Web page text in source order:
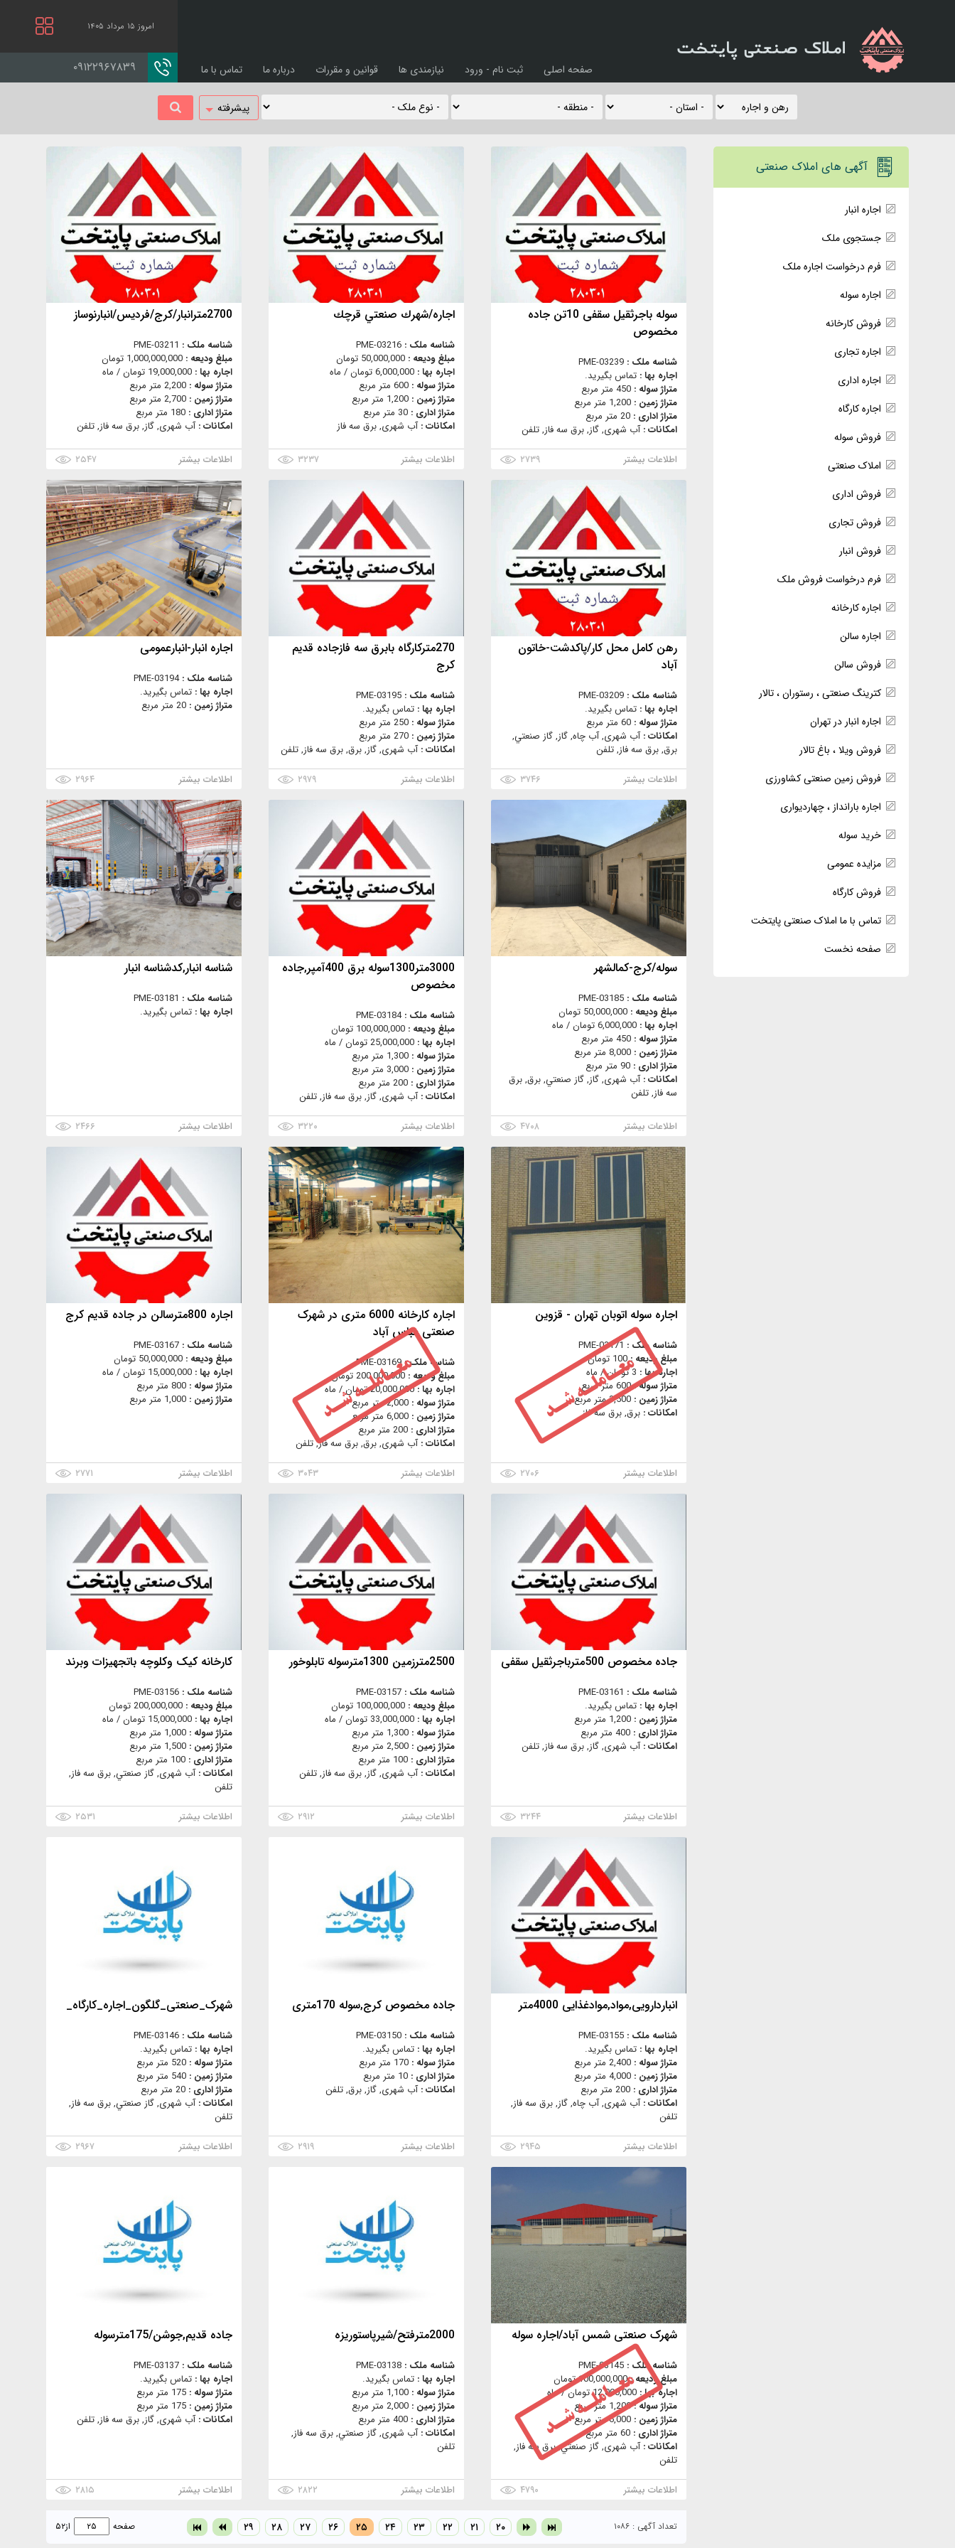
املاک صنعتی پایتخت
صفحه اصلی ثبت نام - ورود نیازمندی ها قوانین و مقررات درباره ما تماس با ما
امروز ۱۵ مرداد ۱۴۰۵
۰۹۱۲۲۹۶۷۸۳۹
پیشرفته
آگهی های املاک صنعتی
اجاره انبار
جستجوی ملک
فرم درخواست اجاره ملک
اجاره سوله
فروش کارخانه
اجاره تجاری
اجاره اداری
اجاره کارگاه
فروش سوله
املاک صنعتی
فروش اداری
فروش تجاری
فروش انبار
فرم درخواست فروش ملک
اجاره کارخانه
اجاره سالن
فروش سالن
کترینگ صنعتی ، رستوران ، تالار
اجاره انبار در تهران
فروش ویلا ، باغ تالار
فروش زمین صنعتی کشاورزی
اجاره بارانداز ، چهاردیواری
خرید سوله
مزایده عمومی
فروش کارگاه
تماس با ما املاک صنعتی پایتخت
صفحه نخست
سوله باجرثقیل سقفی 10تن جاده
مخصوص
شناسه ملک : PME-03239
اجاره بها : تماس بگیرید.
متراژ سوله : 450 متر مربع
متراژ زمین : 1,200 متر مربع
متراژ اداری : 20 متر مربع
امکانات :آب شهری, گاز, برق سه فاز, تلفن
اطلاعات بیشتر
۲۷۳۹
اجاره/شهرك صنعتي قرچك
شناسه ملک : PME-03216
مبلغ ودیعه : 50,000,000 تومان
اجاره بها : 6,000,000 تومان / ماه
متراژ سوله : 600 متر مربع
متراژ زمین : 1,200 متر مربع
متراژ اداری : 30 متر مربع
امکانات :آب شهری, برق سه فاز
اطلاعات بیشتر ۳۲۳۷
2700مترانبار/کرج/فردیس/انبارنوساز
شناسه ملک : PME-03211
مبلغ ودیعه : 1,000,000,000 تومان
اجاره بها : 19,000,000 تومان / ماه
متراژ سوله : 2,200 متر مربع
متراژ زمین : 2,700 متر مربع
متراژ اداری : 180 متر مربع
امکانات :آب شهری, گاز, برق سه فاز, تلفن
اطلاعات بیشتر ۲۵۴۷
رهن کامل محل کار/پاکدشت-خاتون
آباد
شناسه ملک : PME-03209
اجاره بها : تماس بگیرید.
متراژ سوله : 60 متر مربع
امکانات :آب شهری, آب چاه, گاز, گاز صنعتي,
برق, برق سه فاز, تلفن
اطلاعات بیشتر
۳۷۴۶
270مترکارگاه بابرق سه فازجاده قدیم
کرج
شناسه ملک : PME-03195
اجاره بها : تماس بگیرید.
متراژ سوله : 250 متر مربع
متراژ زمین : 270 متر مربع
امکانات :آب شهری, گاز, برق, برق سه فاز, تلفن
اطلاعات بیشتر
۲۹۷۹
اجاره انبار-انبارعمومی
شناسه ملک :PME-03194
اجاره بها : تماس بگیرید.
متراژ زمین : 20 متر مربع
اطلاعات بیشتر ۲۹۶۴
سوله/كرج-كمالشهر
شناسه ملک : PME-03185
مبلغ ودیعه : 50,000,000 تومان
اجاره بها : 6,000,000 تومان / ماه
متراژ سوله : 450 متر مربع
متراژ زمین : 8,000 متر مربع
متراژ اداری : 90 متر مربع
امکانات :آب شهری, گاز, گاز صنعتي, برق, برق
سه فاز, تلفن
اطلاعات بیشتر ۴۷۰۸
3000متر1300سوله برق 400آمپر,جاده
مخصوص
شناسه ملک :PME-03184
مبلغ ودیعه : 100,000,000 تومان
اجاره بها : 25,000,000 تومان / ماه
متراژ سوله : 1,300 متر مربع
متراژ زمین : 3,000 متر مربع
متراژ اداری : 200 متر مربع
امکانات :آب شهری, گاز, برق سه فاز, تلفن
اطلاعات بیشتر
۳۲۲۰
شناسه انبار,کدشناسه انبار
شناسه ملک : PME-03181
اجاره بها : تماس بگیرید.
اطلاعات بیشتر ۲۴۶۶
اجاره سوله اتوبان تهران - قزوین
شناسه ملک : PME-03171
مبلغ ودیعه :100 تومان
اجاره بها : 3 تومان / ماه
متراژ سوله :600 متر مربع
متراژ زمین : 3,500 متر مربع
امکانات : برق, برق سه فاز
اطلاعات بیشتر ۲۷۰۶
اجاره کارخانه 6000 متری در شهرک
صنعتی عباس آباد
شناسه ملک :PME-03169
مبلغ ودیعه : 200,000,000 تومان
اجاره بها :20,000,000 تومان / ماه
متراژ سوله : 2,000 متر مربع
متراژ زمین : 6,000 متر مربع
متراژ اداری : 200 متر مربع
امکانات :آب شهری, برق, برق سه فاز, تلفن
اطلاعات بیشتر
۳۰۴۳
اجاره 800مترسالن در جاده قدیم کرج
شناسه ملک : PME-03167
مبلغ ودیعه : 50,000,000 تومان
اجاره بها : 15,000,000 تومان / ماه
متراژ سوله : 800 متر مربع
متراژ زمین : 1,000 متر مربع
اطلاعات بیشتر ۲۷۷۱
جاده مخصوص 500مترباجرثقیل سقفی
شناسه ملک : PME-03161
اجاره بها : تماس بگیرید.
متراژ زمین : 1,200 متر مربع
متراژ اداری : 400 متر مربع
امکانات :آب شهری, گاز, برق سه فاز, تلفن
اطلاعات بیشتر ۳۲۴۴
2500مترزمین 1300مترسوله تابلوخور
شناسه ملک : PME-03157
مبلغ ودیعه : 100,000,000 تومان
اجاره بها : 33,000,000 تومان / ماه
متراژ سوله : 1,300 متر مربع
متراژ زمین : 2,500 متر مربع
متراژ اداری : 100 متر مربع
امکانات :آب شهری, گاز, برق سه فاز, تلفن
اطلاعات بیشتر ۲۹۱۲
کارخانه کیک وکلوچه باتجهیزات وبرند
شناسه ملک : PME-03156
مبلغ ودیعه : 200,000,000 تومان
اجاره بها : 15,000,000 تومان / ماه
متراژ سوله : 1,000 متر مربع
متراژ زمین : 1,500 متر مربع
متراژ اداری : 100 متر مربع
امکانات :آب شهری, گاز صنعتي, برق سه فاز,
تلفن
اطلاعات بیشتر
۲۵۳۱
انباردارویی,مواد,موادغذایی 4000متر
شناسه ملک : PME-03155
اجاره بها : تماس بگیرید.
متراژ سوله : 2,400 متر مربع
متراژ زمین : 4,000 متر مربع
متراژ اداری : 200 متر مربع
امکانات :آب شهری, آب چاه, گاز, برق سه فاز,
تلفن
اطلاعات بیشتر
۲۹۴۵
جاده مخصوص کرج,سوله 170متری
شناسه ملک : PME-03150
اجاره بها : تماس بگیرید.
متراژ سوله : 170 متر مربع
متراژ اداری : 10 متر مربع
امکانات :آب شهری, گاز, برق, تلفن
اطلاعات بیشتر ۲۹۱۹
شهرک_صنعتی_گلگون_اجاره_کارگاه_
شناسه ملک : PME-03146
اجاره بها : تماس بگیرید.
متراژ سوله : 520 متر مربع
متراژ زمین : 540 متر مربع
متراژ اداری : 20 متر مربع
امکانات :آب شهری, گاز صنعتي, برق سه فاز,
تلفن
اطلاعات بیشتر
۲۹۶۷
شهرک صنعتی شمس آباد/اجاره سوله
شناسه ملک : PME-03145
مبلغ ودیعه :100,000,000 تومان
اجاره بها : 12,000,000 تومان / ماه
متراژ سوله :1,200 متر مربع
متراژ زمین : 6,000 متر مربع
متراژ اداری : 60 متر مربع
امکانات :آب شهری, گاز صنعتي, برق سه فاز,
تلفن
اطلاعات بیشتر
۴۷۹۰
2000مترفتح/شیرپاستوریزه
شناسه ملک : PME-03138
اجاره بها : تماس بگیرید.
متراژ سوله : 1,100 متر مربع
متراژ زمین : 2,000 متر مربع
متراژ اداری : 400 متر مربع
امکانات :آب شهری, گاز صنعتي, برق سه فاز,
تلفن
اطلاعات بیشتر ۲۸۲۲
جاده قدیم,جوشن/175مترسوله
شناسه ملک : PME-03137
اجاره بها : تماس بگیرید.
متراژ سوله : 175 متر مربع
متراژ زمین : 175 متر مربع
امکانات :آب شهری, گاز, برق سه فاز, تلفن
اطلاعات بیشتر ۲۸۱۵
تعداد آگهی : ۱۰۸۶ ۲۰ ۲۱ ۲۲ ۲۳ ۲۴ ۲۵ ۲۶ ۲۷ ۲۸ ۲۹ صفحه از۵۲